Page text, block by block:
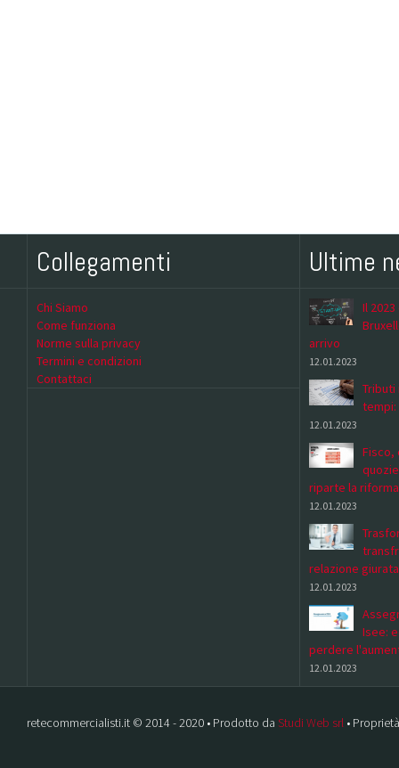
Collegamenti
Chi Siamo
Come funziona
Norme sulla privacy
Termini e condizioni
Contattaci
Ultime
Il
arrivo
12.01.2023
Tributi
tempi:
12.01.2023
Fisco,
riparte la riforma
12.01.2023
relazione
12.01.2023
Isee:
perdere
12.01.2023
retecommercialisti.it © 2014 - 2020 • Prodotto da Studi Web srl •